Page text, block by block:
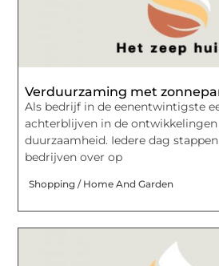
Verduurzaming met
Als bedrijf in de eenentwintigste
achterblijven in de
duurzaamheid. Iedere dag
bedrijven over op
Shopping / Home And Garden